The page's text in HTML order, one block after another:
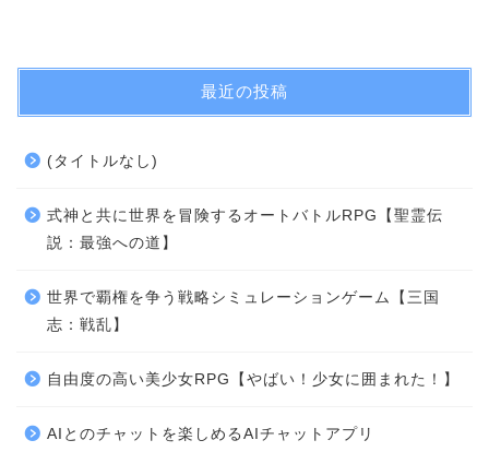
最近の投稿
(タイトルなし)
式神と共に世界を冒険するオートバトルRPG【聖霊伝
説：最強への道】
世界で覇権を争う戦略シミュレーションゲーム【三国
志：戦乱】
自由度の高い美少女RPG【やばい！少女に囲まれた！】
AIとのチャットを楽しめるAIチャットアプリ